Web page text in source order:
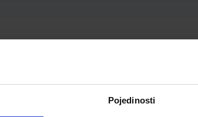
Pojedinosti
Valjak Ilić